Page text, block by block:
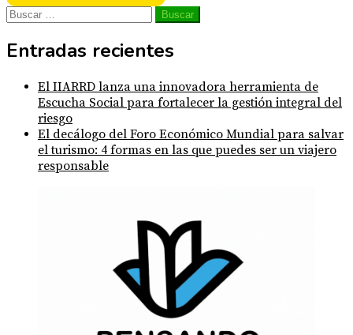
Buscar:
Entradas recientes
El IIARRD lanza una innovadora herramienta de
Escucha Social para fortalecer la gestión integral del
riesgo
El decálogo del Foro Económico Mundial para salvar
el turismo: 4 formas en las que puedes ser un viajero
responsable